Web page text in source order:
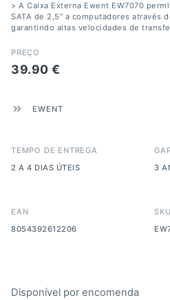
> A Caixa Externa Ewent EW7070
SATA de 2,5” a computadores através
garantindo altas velocidades de
PREÇO
39.90 €
EWENT
TEMPO DE ENTREGA
2 A 4 DIAS ÚTEIS
3
EAN
8054392612206
SKU
Disponível por encomenda